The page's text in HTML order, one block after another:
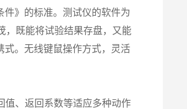
》的标准。测试仪的软件为
，既能将试验结果存盘，又能
式。无线键鼠操作方式，灵活
值、返回系数等适应多种动作